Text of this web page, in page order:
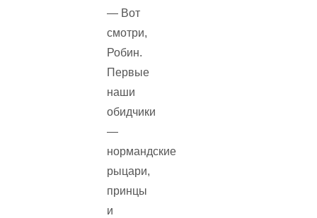
— Вот
смотри,
Робин.
Первые
наши
обидчики
—
нормандские
рыцари,
принцы
и